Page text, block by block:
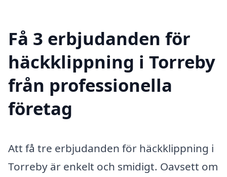
Få 3 erbjudanden för
häckklippning i Torreby
från professionella
företag
Att få tre erbjudanden för häckklippning i
Torreby är enkelt och smidigt. Oavsett om